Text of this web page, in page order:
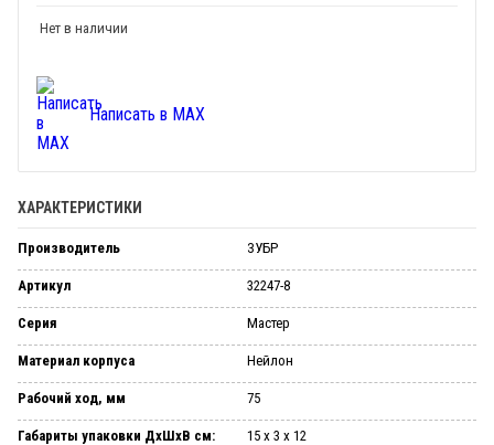
Нет в наличии
Написать в MAX
ХАРАКТЕРИСТИКИ
Производитель ЗУБР
Артикул 32247-8
Серия Мастер
Материал корпуса Нейлон
Рабочий ход, мм 75
Габариты упаковки ДхШхВ см: 15 х 3 х 12